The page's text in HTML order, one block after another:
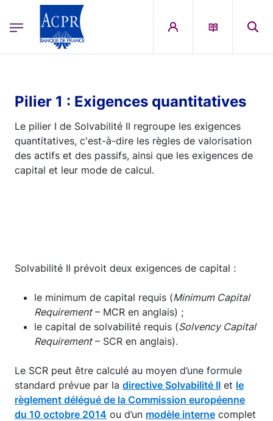
ACPR Menu Principal (English)
Pilier 1 : Exigences quantitatives
Le pilier I de Solvabilité II regroupe les exigences
quantitatives, c'est-à-dire les règles de valorisation
des actifs et des passifs, ainsi que les exigences de
capital et leur mode de calcul.
Solvabilité II prévoit deux exigences de capital :
le minimum de capital requis (Minimum Capital
Requirement– MCR en anglais) ;
le capital de solvabilité requis (Solvency Capital
Requirement– SCR en anglais).
Le SCR peut être calculé au moyen d’une formule
standard prévue par la directive Solvabilité II et le
règlement délégué de la Commission européenne
du 10 octobre 2014 ou d’un modèle interne complet